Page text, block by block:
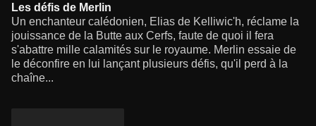
Les défis de Merlin
Un enchanteur calédonien, Elias de Kelliwic'h, réclame la
jouissance de la Butte aux Cerfs, faute de quoi il fera
s'abattre mille calamités sur le royaume. Merlin essaie de
le déconfire en lui lançant plusieurs défis, qu'il perd à la
chaîne...